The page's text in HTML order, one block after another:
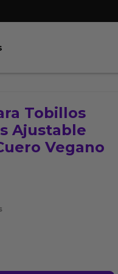
Tobillos
Ajustable
Vegano